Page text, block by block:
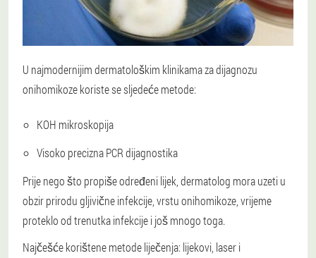
U najmodernijim dermatološkim klinikama za dijagnozu
onihomikoze koriste se sljedeće metode:
KOH mikroskopija
Visoko precizna PCR dijagnostika
Prije nego što propiše određeni lijek, dermatolog mora uzeti u
obzir prirodu gljivične infekcije, vrstu onihomikoze, vrijeme
proteklo od trenutka infekcije i još mnogo toga.
Najčešće korištene metode liječenja: lijekovi, laser i